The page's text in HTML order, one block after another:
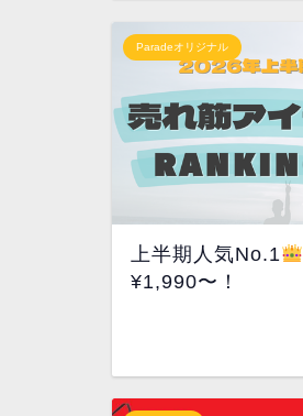
Paradeオリジナル
上半期人気No.1
¥1,990〜！